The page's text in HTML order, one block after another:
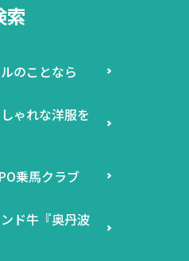
索
のことなら
ゃれな洋服を
乗馬クラブ
ド牛『奥丹波